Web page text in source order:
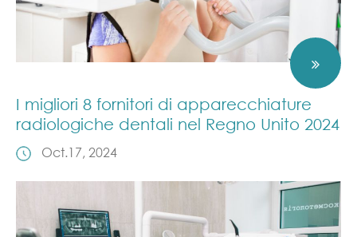
I migliori 8 fornitori di apparecchiature
radiologiche dentali nel Regno Unito 2024
Oct.17, 2024